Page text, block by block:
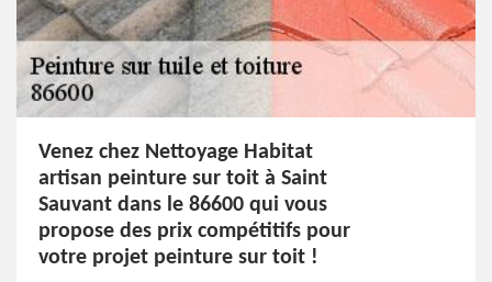
Venez chez Nettoyage Habitat
artisan peinture sur toit à Saint
Sauvant dans le 86600 qui vous
propose des prix compétitifs pour
votre projet peinture sur toit !